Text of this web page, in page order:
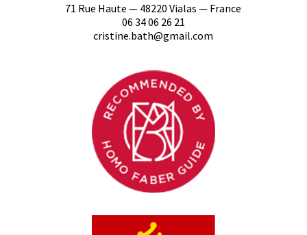
71 Rue Haute — 48220 Vialas — France
06 34 06 26 21
cristine.bath@gmail.com